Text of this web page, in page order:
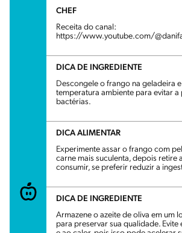
CHEF
Receita do canal:
https://www.youtube.com/
DICA DE INGREDIENTE
Descongele o frango na geladeira e
temperatura ambiente para evitar
bactérias.
DICA ALIMENTAR
Experimente assar o frango com
carne mais suculenta, depois retire
consumir, se preferir reduzir a
DICA DE INGREDIENTE
Armazene o azeite de oliva em um
para preservar sua qualidade. Evite